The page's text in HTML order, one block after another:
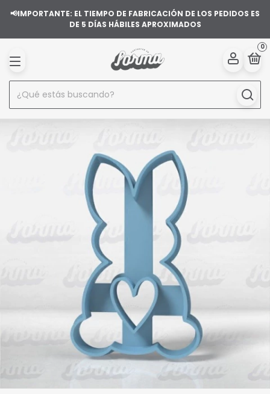
📢IMPORTANTE: EL TIEMPO DE FABRICACIÓN DE LOS PEDIDOS ES
DE 5 DÍAS HÁBILES APROXIMADOS
0